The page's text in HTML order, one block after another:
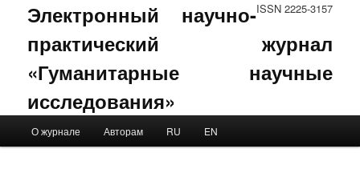
ISSN 2225-3157
Электронный научно-
практический журнал
«Гуманитарные научные
исследования»
Skip to primary content
Skip to secondary content
О журнале Авторам RU EN